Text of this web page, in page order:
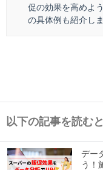
促の効果を高めよ
の具体例も紹介し
以下の記事を読む
デー
う！